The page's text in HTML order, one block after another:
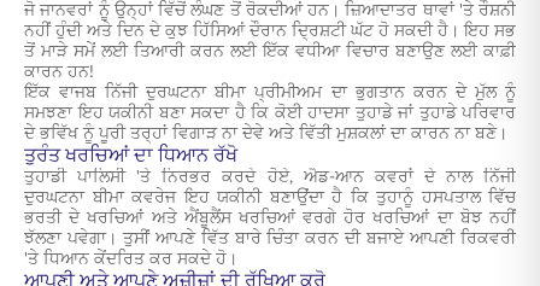
ਜੋ ਜਾਨਵਰਾਂ ਨੂੰ ਉਨ੍ਹਾਂ ਵਿੱਚੋਂ ਲੰਘਣ ਤੋਂ ਰੋਕਦੀਆਂ ਹਨ। ਜ਼ਿਆਦਾਤਰ ਥਾਵਾਂ 'ਤੇ ਰੌਸ਼ਨੀ
ਨਹੀਂ ਹੁੰਦੀ ਅਤੇ ਦਿਨ ਦੇ ਕੁਝ ਹਿੱਸਿਆਂ ਦੌਰਾਨ ਦ੍ਰਿਸ਼ਟੀ ਘੱਟ ਹੋ ਸਕਦੀ ਹੈ। ਇਹ ਸਭ
ਤੋਂ ਮਾੜੇ ਸਮੇਂ ਲਈ ਤਿਆਰੀ ਕਰਨ ਲਈ ਇੱਕ ਵਧੀਆ ਵਿਚਾਰ ਬਣਾਉਣ ਲਈ ਕਾਫ਼ੀ
ਕਾਰਨ ਹਨ!
ਇੱਕ ਵਾਜਬ ਨਿੱਜੀ ਦੁਰਘਟਨਾ ਬੀਮਾ ਪ੍ਰੀਮੀਅਮ ਦਾ ਭੁਗਤਾਨ ਕਰਨ ਦੇ ਮੁੱਲ ਨੂੰ
ਸਮਝਣਾ ਇਹ ਯਕੀਨੀ ਬਣਾ ਸਕਦਾ ਹੈ ਕਿ ਕੋਈ ਹਾਦਸਾ ਤੁਹਾਡੇ ਜਾਂ ਤੁਹਾਡੇ ਪਰਿਵਾਰ
ਦੇ ਭਵਿੱਖ ਨੂੰ ਪੂਰੀ ਤਰ੍ਹਾਂ ਵਿਗਾੜ ਨਾ ਦੇਵੇ ਅਤੇ ਵਿੱਤੀ ਮੁਸ਼ਕਲਾਂ ਦਾ ਕਾਰਨ ਨਾ ਬਣੇ।
ਤੁਰੰਤ ਖਰਚਿਆਂ ਦਾ ਧਿਆਨ ਰੱਖੋ
ਤੁਹਾਡੀ ਪਾਲਿਸੀ 'ਤੇ ਨਿਰਭਰ ਕਰਦੇ ਹੋਏ, ਐਡ-ਆਨ ਕਵਰਾਂ ਦੇ ਨਾਲ ਨਿੱਜੀ
ਦੁਰਘਟਨਾ ਬੀਮਾ ਕਵਰੇਜ ਇਹ ਯਕੀਨੀ ਬਣਾਉਂਦਾ ਹੈ ਕਿ ਤੁਹਾਨੂੰ ਹਸਪਤਾਲ ਵਿੱਚ
ਭਰਤੀ ਦੇ ਖਰਚਿਆਂ ਅਤੇ ਐਂਬੂਲੈਂਸ ਖਰਚਿਆਂ ਵਰਗੇ ਹੋਰ ਖਰਚਿਆਂ ਦਾ ਬੋਝ ਨਹੀਂ
ਝੱਲਣਾ ਪਵੇਗਾ। ਤੁਸੀਂ ਆਪਣੇ ਵਿੱਤ ਬਾਰੇ ਚਿੰਤਾ ਕਰਨ ਦੀ ਬਜਾਏ ਆਪਣੀ ਰਿਕਵਰੀ
'ਤੇ ਧਿਆਨ ਕੇਂਦਰਿਤ ਕਰ ਸਕਦੇ ਹੋ।
ਆਪਣੀ ਅਤੇ ਆਪਣੇ ਅਜ਼ੀਜ਼ਾਂ ਦੀ ਰੱਖਿਆ ਕਰੋ